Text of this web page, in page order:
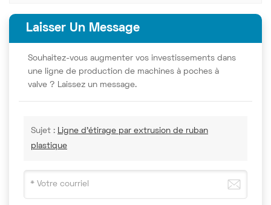
Laisser Un Message
Souhaitez-vous augmenter vos investissements dans
une ligne de production de machines à poches à
valve ? Laissez un message.
Sujet : Ligne d'étirage par extrusion de ruban
plastique